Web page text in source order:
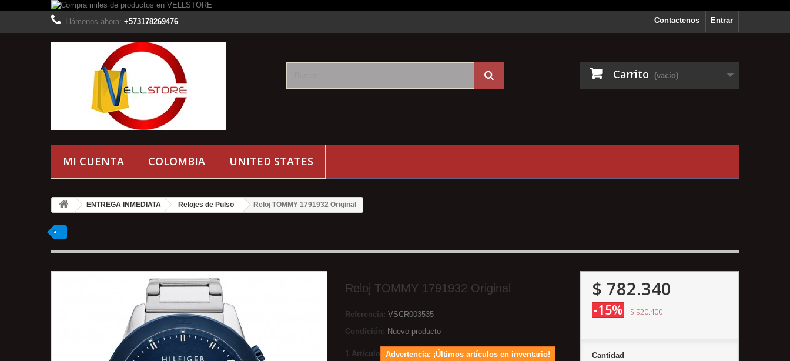
Entrar
Contactenos
Llámenos ahora: +573178269476
Carrito (vacío)
MI CUENTA COLOMBIA UNITED STATES
ENTREGA INMEDIATA Relojes de Pulso Reloj TOMMY 1791932 Original
Reloj TOMMY 1791932 Original
Referencia: VSCR003535
Condición: Nuevo producto
1 Artículo Advertencia: ¡Últimos artículos en inventario!
$ 782.340
-15% $ 920.400
Cantidad